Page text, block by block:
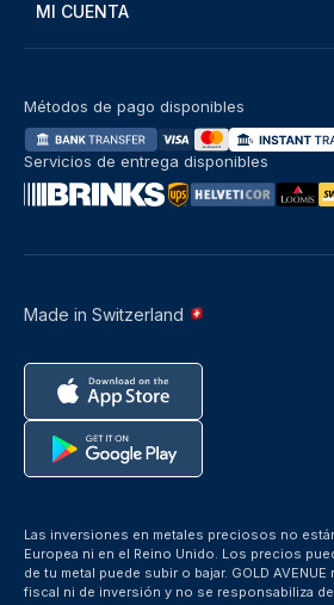
MI CUENTA
Made in Switzerland
Métodos de pago disponibles
Servicios de entrega disponibles
Las inversiones en metales preciosos no
Europea ni en el Reino Unido. Los precios
de tu metal puede subir o bajar. GOLD
fiscal ni de inversión y no se responsabiliza